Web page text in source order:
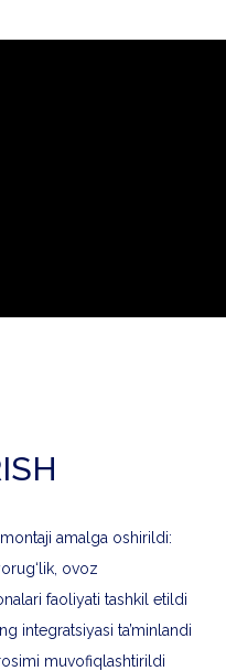
amalga oshirildi:
ovoz
faoliyati tashkil etildi
integratsiyasi ta’minlandi
muvofiqlashtirildi